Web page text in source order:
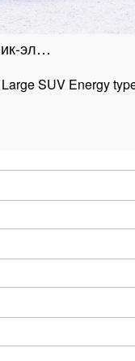
эл…
SUV Energy